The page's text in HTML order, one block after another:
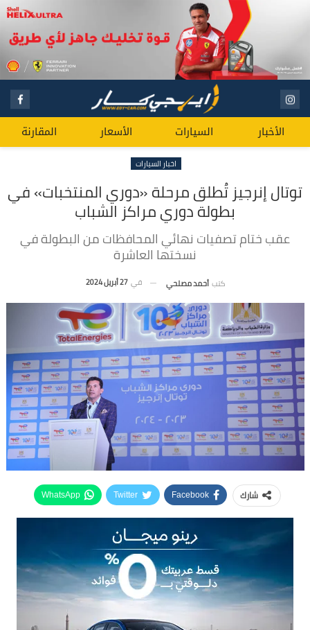
الأخبار السيارات الأسعار المقارنة
اخبار السيارات
توتال إنرجيز تُطلق مرحلة «دوري المنتخبات» في
بطولة دوري مراكز الشباب
عقب ختام تصفيات نهائي المحافظات من البطولة في
نسختها العاشرة
كتب أحمد مصلحي في 27 أبريل 2024
شارك Facebook
Twitter
WhatsApp